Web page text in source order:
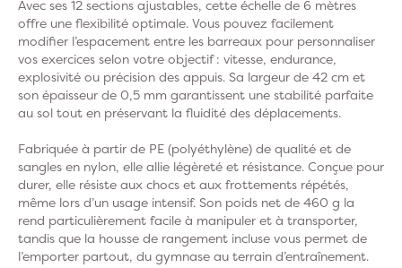
Avec ses 12 sections ajustables, cette échelle de 6 mètres
offre une flexibilité optimale. Vous pouvez facilement
modifier l’espacement entre les barreaux pour personnaliser
vos exercices selon votre objectif : vitesse, endurance,
explosivité ou précision des appuis. Sa largeur de 42 cm et
son épaisseur de 0,5 mm garantissent une stabilité parfaite
au sol tout en préservant la fluidité des déplacements.
Fabriquée à partir de PE (polyéthylène) de qualité et de
sangles en nylon, elle allie légèreté et résistance. Conçue pour
durer, elle résiste aux chocs et aux frottements répétés,
même lors d’un usage intensif. Son poids net de 460 g la
rend particulièrement facile à manipuler et à transporter,
tandis que la housse de rangement incluse vous permet de
l’emporter partout, du gymnase au terrain d’entraînement.